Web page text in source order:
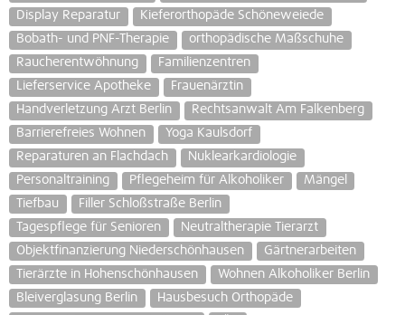
Display Reparatur
Kieferorthopäde Schöneweiede
Bobath- und PNF-Therapie
orthopädische Maßschuhe
Raucherentwöhnung
Familienzentren
Lieferservice Apotheke
Frauenärztin
Handverletzung Arzt Berlin
Rechtsanwalt Am Falkenberg
Barrierefreies Wohnen
Yoga Kaulsdorf
Reparaturen an Flachdach
Nuklearkardiologie
Personaltraining
Pflegeheim für Alkoholiker
Mängel
Tiefbau
Filler Schloßstraße Berlin
Tagespflege für Senioren
Neutraltherapie Tierarzt
Objektfinanzierung Niederschönhausen
Gärtnerarbeiten
Tierärzte in Hohenschönhausen
Wohnen Alkoholiker Berlin
Bleiverglasung Berlin
Hausbesuch Orthopäde